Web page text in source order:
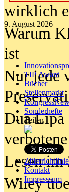
9. August 2026
TIP Award
Bücher
Stellenmarkt
Sonderhefte
Teilen
Kontakt
Impresssum
wirklich
Warum
ist
Nur jede
Dua
Lesen im
Wiley